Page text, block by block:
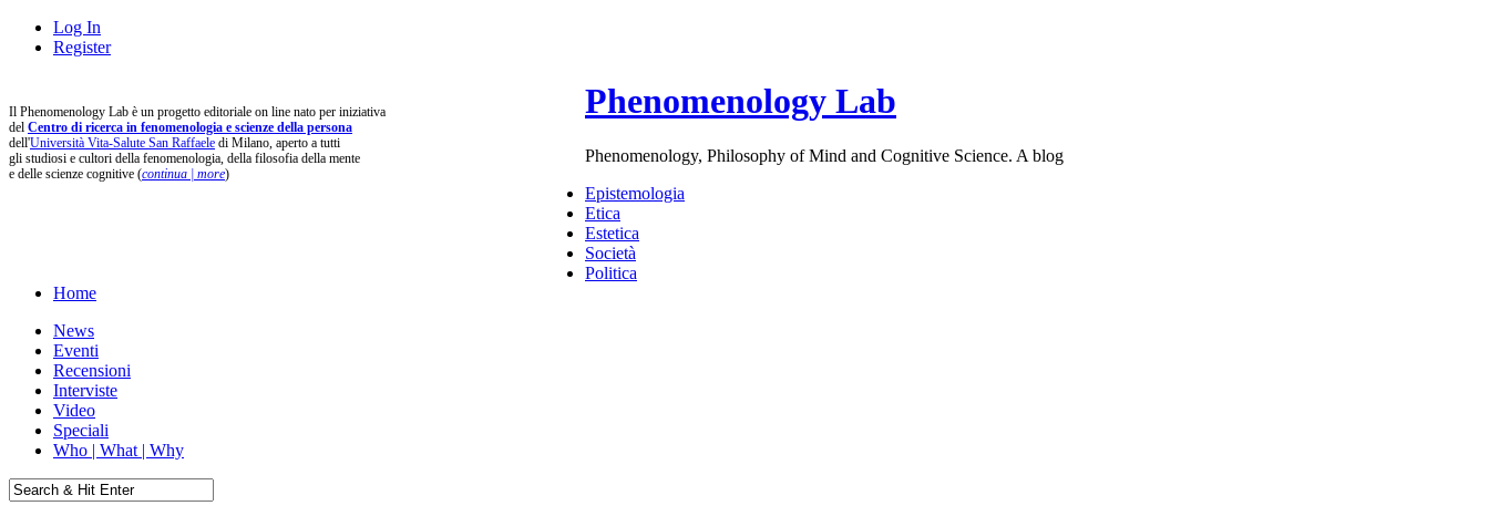
Log In
Register
Il Phenomenology Lab è un progetto editoriale on line nato per iniziativa
del Centro di ricerca in fenomenologia e scienze della persona
dell'Università Vita-Salute San Raffaele di Milano, aperto a tutti
gli studiosi e cultori della fenomenologia, della filosofia della mente
e delle scienze cognitive (continua | more)
Phenomenology Lab
Phenomenology, Philosophy of Mind and Cognitive Science. A blog
Epistemologia
Etica
Estetica
Società
Politica
Home
News
Eventi
Recensioni
Interviste
Video
Speciali
Who | What | Why